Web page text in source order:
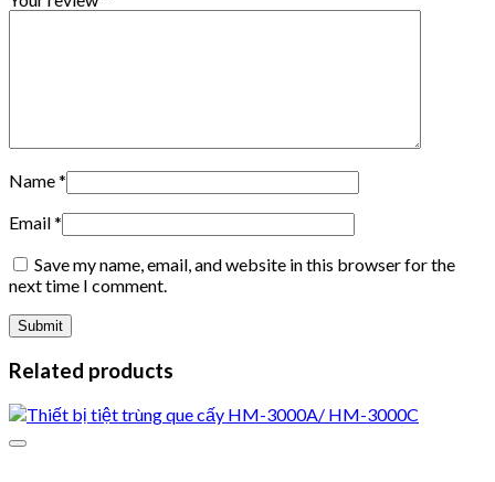
Name*
Email*
Save my name, email, and website in this browser for the
next time I comment.
Related products